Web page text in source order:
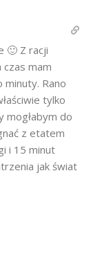
🙂 Z racji
mam
minuty. Rano
tylko
mogłabym do
z etatem
i 15 minut
jak świat